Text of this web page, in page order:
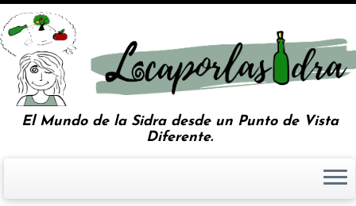
El Mundo de la Sidra desde un Punto de Vista
Diferente.